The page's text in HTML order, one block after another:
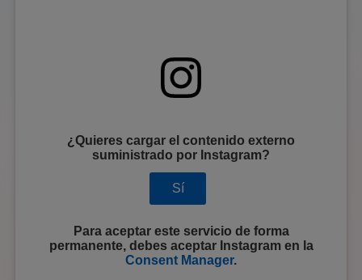
¿Quieres cargar el contenido externo
suministrado por Instagram?
Sí
Para aceptar este servicio de forma
permanente, debes aceptar Instagramen la
Consent Manager.